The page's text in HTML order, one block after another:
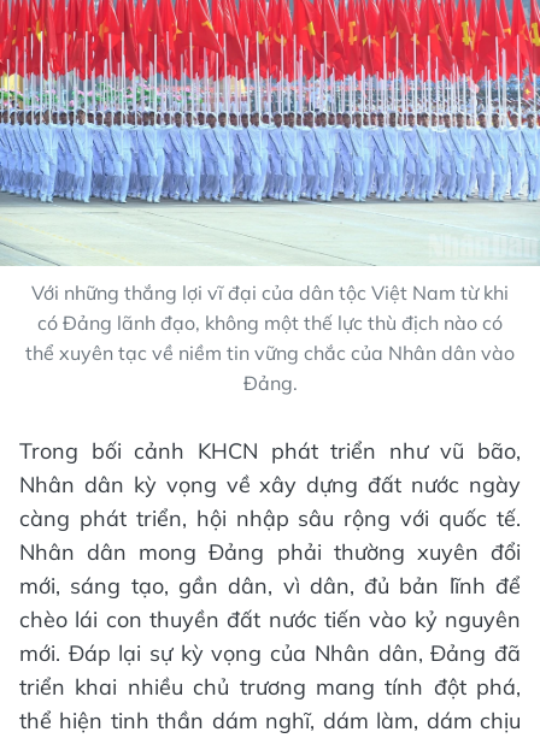
Với những thắng lợi vĩ đại của dân tộc Việt Nam từ khi
có Đảng lãnh đạo, không một thế lực thù địch nào có
thể xuyên tạc về niềm tin vững chắc của Nhân dân vào
Đảng.
Trong bối cảnh KHCN phát triển như vũ bão,
Nhân dân kỳ vọng về xây dựng đất nước ngày
càng phát triển, hội nhập sâu rộng với quốc tế.
Nhân dân mong Đảng phải thường xuyên đổi
mới, sáng tạo, gần dân, vì dân, đủ bản lĩnh để
chèo lái con thuyền đất nước tiến vào kỷ nguyên
mới. Đáp lại sự kỳ vọng của Nhân dân, Đảng đã
triển khai nhiều chủ trương mang tính đột phá,
thể hiện tinh thần dám nghĩ, dám làm, dám chịu